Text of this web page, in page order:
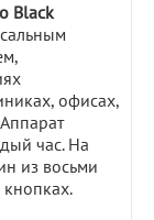
Black
офисах,
час. На
из восьми